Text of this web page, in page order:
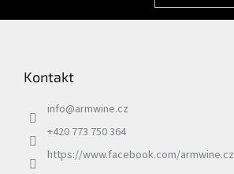
Kontakt
info@armwine.cz
+420 773 750 364
https://www.facebook.com/armwine.cz